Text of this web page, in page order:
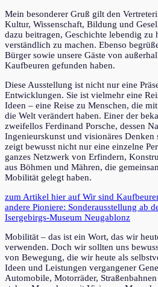
Mein besonderer Gruß gilt den
Kultur, Wissenschaft, Bildung und
dazu beitragen, Geschichte lebendig zu
verständlich zu machen. Ebenso
Bürger sowie unsere Gäste von
Kaufbeuren gefunden haben.
Diese Ausstellung ist nicht nur eine
Entwicklungen. Sie ist vielmehr eine
Ideen – eine Reise zu Menschen, die
die Welt verändert haben. Einer der
zweifellos Ferdinand Porsche, dessen
Ingenieurskunst und visionäres Denken
zeigt bewusst nicht nur eine einzelne
ganzes Netzwerk von Erfindern,
aus Böhmen und Mähren, die
Mobilität gelegt haben.
zum Artikel hier auf Wir sind
andere Pioniere: Sonderausstellung ab
Isergebirgs-Museum Neugablonz
Mobilität – das ist ein Wort, das wir
verwenden. Doch wir sollten uns
von Bewegung, die wir heute als
Ideen und Leistungen vergangener
Automobile, Motorräder,